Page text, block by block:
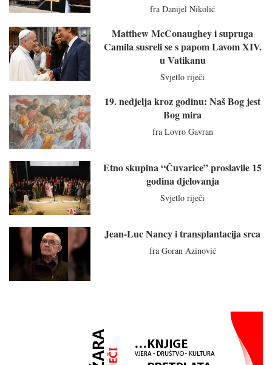
fra Danijel Nikolić
Matthew McConaughey i supruga
Camila susreli se s papom Lavom XIV.
u Vatikanu
Svjetlo riječi
19. nedjelja kroz godinu: Naš Bog jest
Bog mira
fra Lovro Gavran
Etno skupina “Čuvarice” proslavile 15
godina djelovanja
Svjetlo riječi
Jean-Luc Nancy i transplantacija srca
fra Goran Azinović